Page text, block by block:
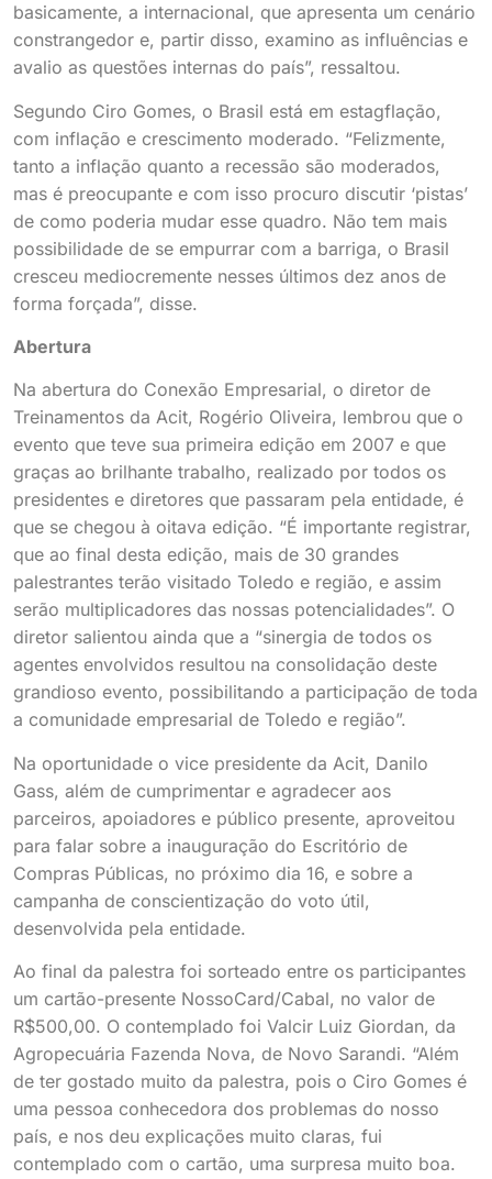
basicamente, a internacional, que apresenta um cenário
constrangedor e, partir disso, examino as influências e
avalio as questões internas do país”, ressaltou.
Segundo Ciro Gomes, o Brasil está em estagflação,
com inflação e crescimento moderado. “Felizmente,
tanto a inflação quanto a recessão são moderados,
mas é preocupante e com isso procuro discutir ‘pistas’
de como poderia mudar esse quadro. Não tem mais
possibilidade de se empurrar com a barriga, o Brasil
cresceu mediocremente nesses últimos dez anos de
forma forçada”, disse.
Abertura
Na abertura do Conexão Empresarial, o diretor de
Treinamentos da Acit, Rogério Oliveira, lembrou que o
evento que teve sua primeira edição em 2007 e que
graças ao brilhante trabalho, realizado por todos os
presidentes e diretores que passaram pela entidade, é
que se chegou à oitava edição. “É importante registrar,
que ao final desta edição, mais de 30 grandes
palestrantes terão visitado Toledo e região, e assim
serão multiplicadores das nossas potencialidades”. O
diretor salientou ainda que a “sinergia de todos os
agentes envolvidos resultou na consolidação deste
grandioso evento, possibilitando a participação de toda
a comunidade empresarial de Toledo e região”.
Na oportunidade o vice presidente da Acit, Danilo
Gass, além de cumprimentar e agradecer aos
parceiros, apoiadores e público presente, aproveitou
para falar sobre a inauguração do Escritório de
Compras Públicas, no próximo dia 16, e sobre a
campanha de conscientização do voto útil,
desenvolvida pela entidade.
Ao final da palestra foi sorteado entre os participantes
um cartão-presente NossoCard/Cabal, no valor de
R$500,00. O contemplado foi Valcir Luiz Giordan, da
Agropecuária Fazenda Nova, de Novo Sarandi. “Além
de ter gostado muito da palestra, pois o Ciro Gomes é
uma pessoa conhecedora dos problemas do nosso
país, e nos deu explicações muito claras, fui
contemplado com o cartão, uma surpresa muito boa.